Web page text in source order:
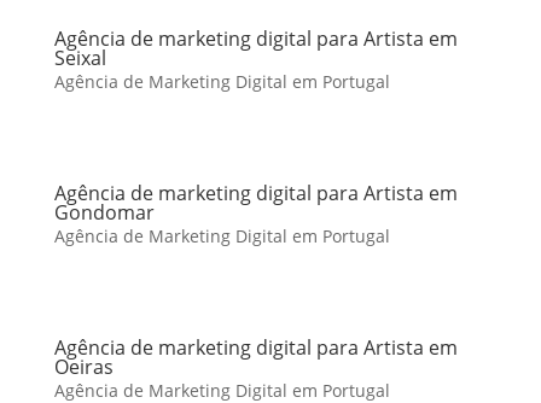
Agência de marketing digital para Artista em
Seixal
Agência de Marketing Digital em Portugal
Agência de marketing digital para Artista em
Gondomar
Agência de Marketing Digital em Portugal
Agência de marketing digital para Artista em
Oeiras
Agência de Marketing Digital em Portugal